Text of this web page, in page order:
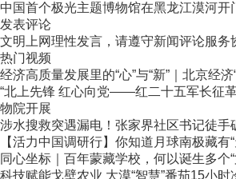
中国首个极光主题博物馆在黑龙江漠河开
发表评论
文明上网理性发言，请遵守新闻评论服务
热门视频
经济高质量发展里的“心”与“新”｜北京经济
“北上先锋 红心向党——红二十五军长征
物院开展
涉水搜救突遇漏电！张家界社区书记徒手
【活力中国调研行】你知道月球南极藏有
同心坐标｜百年蒙藏学校，何以诞生多个“
科技赋能戈壁农业 大漠“智慧”番茄15小时